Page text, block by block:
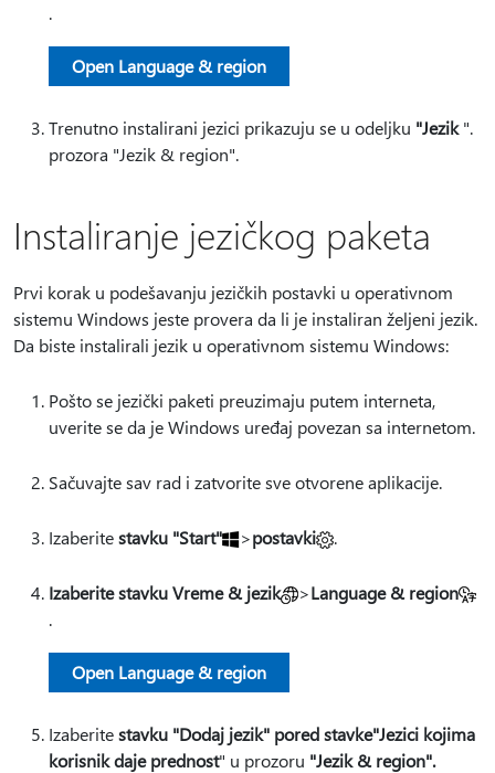
.
Open Language & region
Trenutno instalirani jezici prikazuju se u odeljku "Jezik".
prozora "Jezik & region".
Instaliranje jezičkog paketa
Prvi korak u podešavanju jezičkih postavki u operativnom
sistemu Windows jeste provera da li je instaliran željeni jezik.
Da biste instalirali jezik u operativnom sistemu Windows:
Pošto se jezički paketi preuzimaju putem interneta,
uverite se da je Windows uređaj povezan sa internetom.
Sačuvajte sav rad i zatvorite sve otvorene aplikacije.
Izaberitestavku "Start" >postavki .
Izaberite stavku Vreme & jezik >Language & region
.
Open Language & region
Izaberitestavku "Dodaj jezik" pored stavke"Jezici kojima
korisnik daje prednost" u prozoru "Jezik & region".